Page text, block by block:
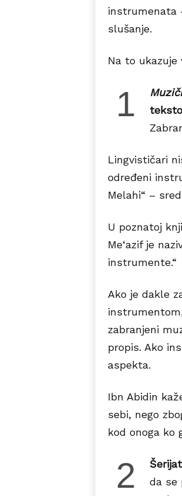
instrumenata
slušanje.
Na to ukazuje
1
Lingvističari
određeni
Melahi“ –
U poznatoj
Me‘azif je
instrumente.“
Ako je dakle
zabranjeni
propis. Ako
aspekta.
Ibn Abidin
sebi, nego
kod onoga ko
2
da se